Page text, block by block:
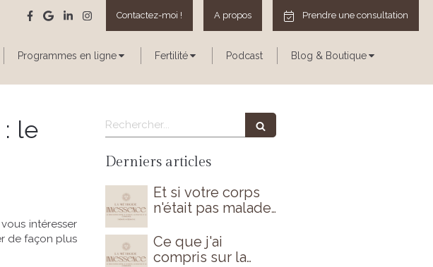
Prendre une consultation
A propos
Contactez-moi !
Programmes en ligne Fertilité Podcast Blog & Boutique
le
intéresser
de façon plus
Rechercher
Derniers articles
Et si votre corps
n'était pas malade
Ce que j'ai
compris sur la